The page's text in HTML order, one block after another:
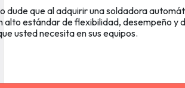
dude que al adquirir una soldadora
alto estándar de flexibilidad, desempeño y
usted necesita en sus equipos.